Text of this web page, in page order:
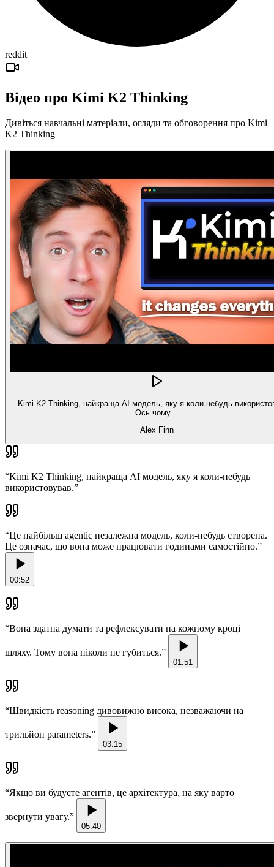
reddit
Відео про Kimi K2 Thinking
Дивіться навчальні матеріали, огляди та обговорення про Kimi
K2 Thinking
Kimi K2 Thinking, найкраща AI модель, яку я коли-небудь
Ось чому…
Alex Finn
“Kimi K2 Thinking, найкраща AI модель, яку я коли-небудь
використовував.”
“Це найбільш agentic незалежна модель, коли-небудь створена.
Це означає, що вона може працювати годинами самостійно.”
00:52
“Вона здатна думати та рефлексувати на кожному кроці
шляху. Тому вона ніколи не губиться.”
01:51
“Швидкість reasoning дивовижно висока, незважаючи на
трильйон parameters.”
03:15
“Якщо ви будуєте агентів, це архітектура, на яку варто
звернути увагу.”
05:40